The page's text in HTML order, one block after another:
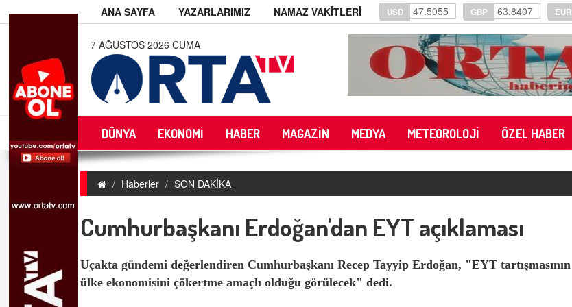
ANA SAYFA YAZARLARIMIZ NAMAZ VAKİTLERİ USD 47.5055 GBP 63.8407 EUR
7 AĞUSTOS 2026 CUMA
DÜNYA EKONOMİ HABER MAGAZİN MEDYA METEOROLOJİ ÖZEL HABER
Haberler SON DAKİKA
Cumhurbaşkanı Erdoğan'dan EYT açıklaması
Uçakta gündemi değerlendiren Cumhurbaşkanı Recep Tayyip Erdoğan, "EYT tartışmasının
ülke ekonomisini çökertme amaçlı olduğu görülecek" dedi.